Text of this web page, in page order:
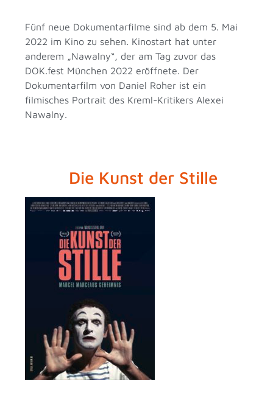
Fünf neue Dokumentarfilme sind ab dem 5. Mai
2022 im Kino zu sehen. Kinostart hat unter
anderem „Nawalny“, der am Tag zuvor das
DOK.fest München 2022 eröffnete. Der
Dokumentarfilm von Daniel Roher ist ein
filmisches Portrait des Kreml-Kritikers Alexei
Nawalny.
Die Kunst der Stille